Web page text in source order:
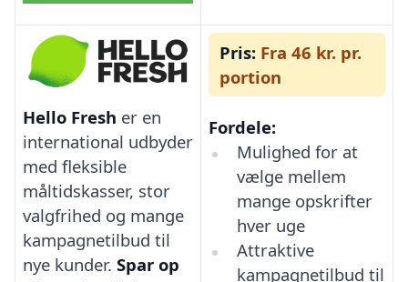
Hello Fresh er en
international udbyder
med fleksible
måltidskasser, stor
valgfrihed og mange
kampagnetilbud til
nye kunder. Spar op
Pris: Fra 46 kr. pr.
portion
Fordele:
Mulighed for at
vælge mellem
mange opskrifter
hver uge
Attraktive
kampagnetilbud til